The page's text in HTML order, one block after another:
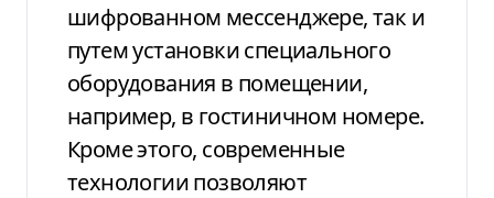
шифрованном мессенджере, так и
путем установки специального
оборудования в помещении,
например, в гостиничном номере.
Кроме этого, современные
технологии позволяют